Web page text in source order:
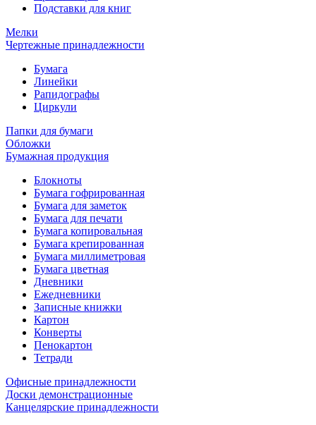
Подставки для книг
Мелки
Чертежные принадлежности
Бумага
Линейки
Рапидографы
Циркули
Папки для бумаги
Обложки
Бумажная продукция
Блокноты
Бумага гофрированная
Бумага для заметок
Бумага для печати
Бумага копировальная
Бумага крепированная
Бумага миллиметровая
Бумага цветная
Дневники
Ежедневники
Записные книжки
Картон
Конверты
Пенокартон
Тетради
Офисные принадлежности
Доски демонстрационные
Канцелярские принадлежности